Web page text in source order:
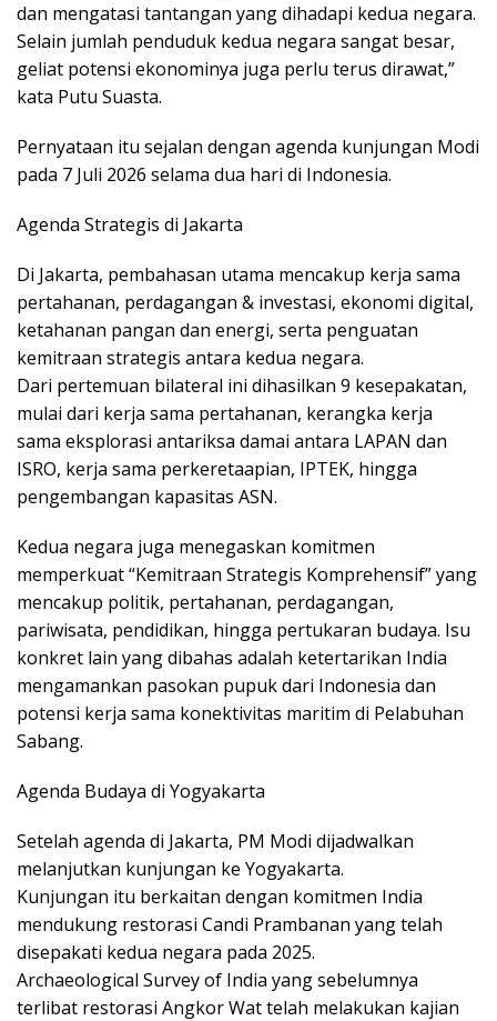
dan mengatasi tantangan yang dihadapi kedua negara.
Selain jumlah penduduk kedua negara sangat besar,
geliat potensi ekonominya juga perlu terus dirawat,”
kata Putu Suasta.
Pernyataan itu sejalan dengan agenda kunjungan Modi
pada 7 Juli 2026 selama dua hari di Indonesia.
Agenda Strategis di Jakarta
Di Jakarta, pembahasan utama mencakup kerja sama
pertahanan, perdagangan & investasi, ekonomi digital,
ketahanan pangan dan energi, serta penguatan
kemitraan strategis antara kedua negara.
Dari pertemuan bilateral ini dihasilkan 9 kesepakatan,
mulai dari kerja sama pertahanan, kerangka kerja
sama eksplorasi antariksa damai antara LAPAN dan
ISRO, kerja sama perkeretaapian, IPTEK, hingga
pengembangan kapasitas ASN.
Kedua negara juga menegaskan komitmen
memperkuat “Kemitraan Strategis Komprehensif” yang
mencakup politik, pertahanan, perdagangan,
pariwisata, pendidikan, hingga pertukaran budaya. Isu
konkret lain yang dibahas adalah ketertarikan India
mengamankan pasokan pupuk dari Indonesia dan
potensi kerja sama konektivitas maritim di Pelabuhan
Sabang.
Agenda Budaya di Yogyakarta
Setelah agenda di Jakarta, PM Modi dijadwalkan
melanjutkan kunjungan ke Yogyakarta.
Kunjungan itu berkaitan dengan komitmen India
mendukung restorasi Candi Prambanan yang telah
disepakati kedua negara pada 2025.
Archaeological Survey of India yang sebelumnya
terlibat restorasi Angkor Wat telah melakukan kajian